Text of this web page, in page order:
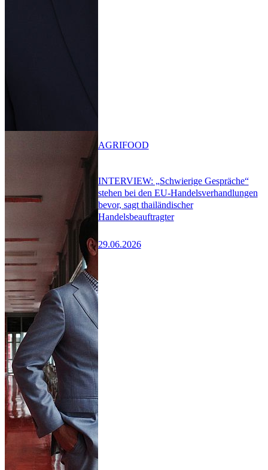
INTERVIEW: „Schwierige Gespräche“
stehen bei den EU-Handelsverhandlungen
bevor, sagt thailändischer
Handelsbeauftragter
29.06.2026
AGRIFOOD